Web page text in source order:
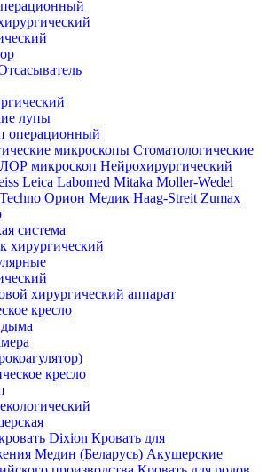
лупы
операционный
микроскопы Стоматологические
ЛОР микроскоп Нейрохирургический
Leica Labomed Mitaka Moller-Wedel
Орион Медик Haag-Streit Zumax
система
хирургический
хирургический аппарат
кресло
кресло
Dixion Кровать для
Медин (Беларусь) Акушерские